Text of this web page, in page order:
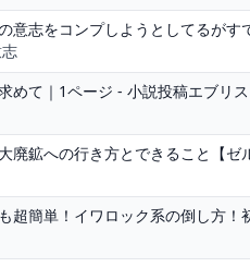
意志をコンプしようとしてるが
めて｜1ページ - 小説投稿エブリ
廃鉱への行き方とできること【
超簡単！イワロック系の倒し方